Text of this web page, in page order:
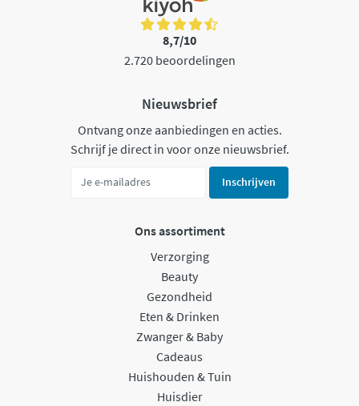
8,7/10
2.720 beoordelingen
Nieuwsbrief
Ontvang onze aanbiedingen en acties.
Schrijf je direct in voor onze nieuwsbrief.
Inschrijven
Ons assortiment
Verzorging
Beauty
Gezondheid
Eten & Drinken
Zwanger & Baby
Cadeaus
Huishouden & Tuin
Huisdier